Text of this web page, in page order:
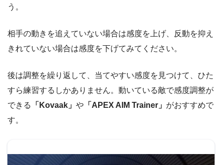
う。
相手の動きを追えていない場合は感度を上げ、反動を抑え
きれていない場合は感度を下げてみてください。
後は調整を繰り返して、当てやすい感度を見つけて、ひた
すら練習するしかありません。動いている敵で感度調整が
できる
「Kovaak」 や 「APEX AIM Trainer」 がおすすめで
す。